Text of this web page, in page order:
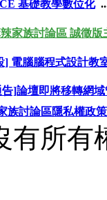
基礎教學數位化
家族討論區 誠徵版
] 電腦腦程式設計教
]論壇即將移轉網
族討論區隱私權政
有所有